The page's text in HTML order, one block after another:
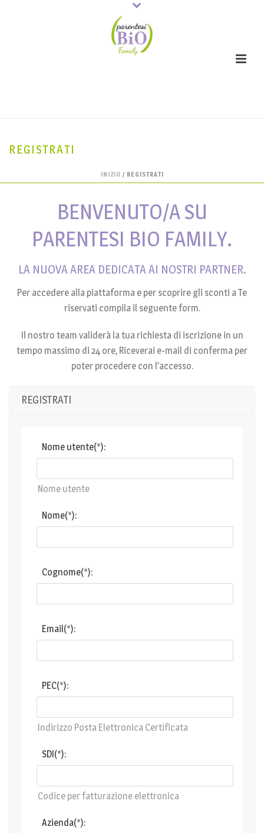
REGISTRATI
INIZIO / REGISTRATI
BENVENUTO/A SU
PARENTESI BIO FAMILY.
LA NUOVA AREA DEDICATA AI NOSTRI PARTNER.
Per accedere alla piattaforma e per scoprire gli sconti a Te
riservati compila il seguente form.
Il nostro team validerà la tua richiesta di iscrizione in un
tempo massimo di 24 ore, Riceverai e-mail di conferma per
poter procedere con l’accesso.
REGISTRATI
Nome utente(*):
Nome utente
Nome(*):
Cognome(*):
Email(*):
PEC(*):
Indirizzo Posta Elettronica Certificata
SDI(*):
Codice per fatturazione elettronica
Azienda(*):